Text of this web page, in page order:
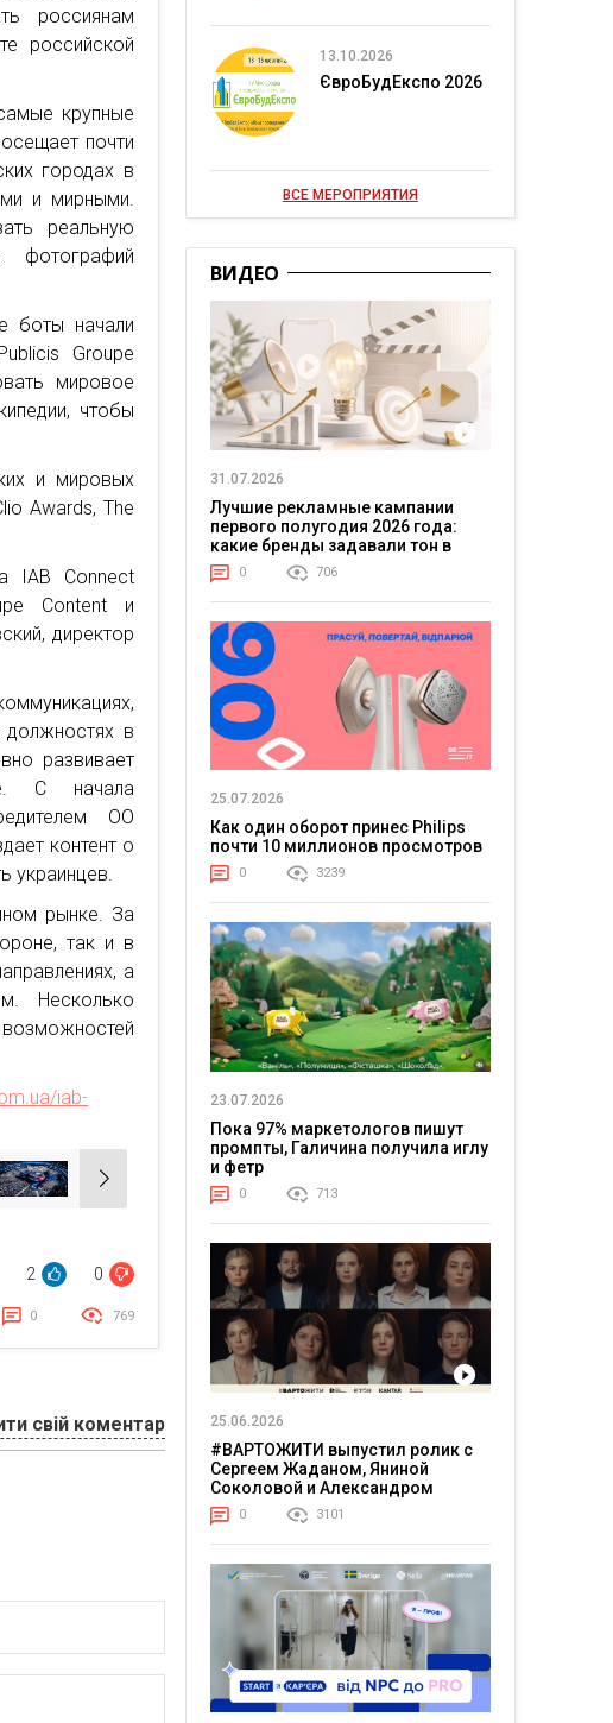
россиянам
российской
крупные
почти
городах в
и мирными.
реальную
фотографий
боты начали
Groupe
мировое
чтобы
и мировых
Awards, The
IAB Connect
Content и
директор
должностях в
развивает
С начала
ОО
контент о
украинцев.
рынке. За
так и в
а
Несколько
iab-
2 0
0 769
свій коментар
13.10.2026
ЄвроБудЕкспо 2026
ВСЕ МЕРОПРИЯТИЯ
ВИДЕО
31.07.2026
Лучшие рекламные кампании
первого полугодия 2026 года:
какие бренды задавали тон в
отрасли
0 706
25.07.2026
Как один оборот принес Philips
почти 10 миллионов просмотров
0 3239
23.07.2026
Пока 97% маркетологов пишут
промпты, Галичина получила иглу
и фетр
0 713
25.06.2026
#ВАРТОЖИТИ выпустил ролик с
Сергеем Жаданом, Яниной
Соколовой и Александром
Тереном о жизни в постоянном
напряжении
0 3101